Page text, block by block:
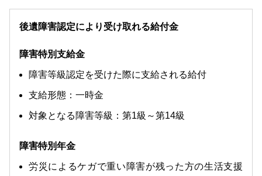
後遺障害認定により受け取れる給付金
障害特別支給金
障害等級認定を受けた際に支給される給付
支給形態：一時金
対象となる障害等級：第1級～第14級
障害特別年金
労災によるケガで重い障害が残った方の生活支援